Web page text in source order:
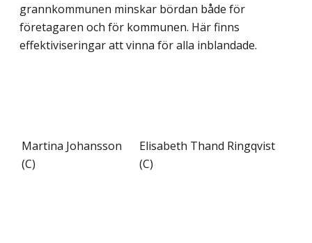
grannkommunen minskar bördan både för
företagaren och för kommunen. Här finns
effektiviseringar att vinna för alla inblandade.
Martina Johansson
(C)
Elisabeth Thand Ringqvist
(C)